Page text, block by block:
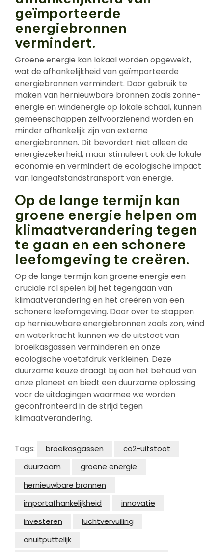
geïmporteerde
energiebronnen
vermindert.
Groene energie kan lokaal worden opgewekt,
wat de afhankelijkheid van geïmporteerde
energiebronnen vermindert. Door gebruik te
maken van hernieuwbare bronnen zoals zonne-
energie en windenergie op lokale schaal, kunnen
gemeenschappen zelfvoorzienend worden en
minder afhankelijk zijn van externe
energiebronnen. Dit bevordert niet alleen de
energiezekerheid, maar stimuleert ook de lokale
economie en vermindert de ecologische impact
van langeafstandstransport van energie.
Op de lange termijn kan
groene energie helpen om
klimaatverandering tegen
te gaan en een schonere
leefomgeving te creëren.
Op de lange termijn kan groene energie een
cruciale rol spelen bij het tegengaan van
klimaatverandering en het creëren van een
schonere leefomgeving. Door over te stappen
op hernieuwbare energiebronnen zoals zon, wind
en waterkracht kunnen we de uitstoot van
broeikasgassen verminderen en onze
ecologische voetafdruk verkleinen. Deze
duurzame keuze draagt bij aan het behoud van
onze planeet en biedt een duurzame oplossing
voor de uitdagingen waarmee we worden
geconfronteerd in de strijd tegen
klimaatverandering.
Tags: broeikasgassen
co2-uitstoot
duurzaam
groene energie
hernieuwbare bronnen
importafhankelijkheid
innovatie
investeren
luchtvervuiling
onuitputtelijk